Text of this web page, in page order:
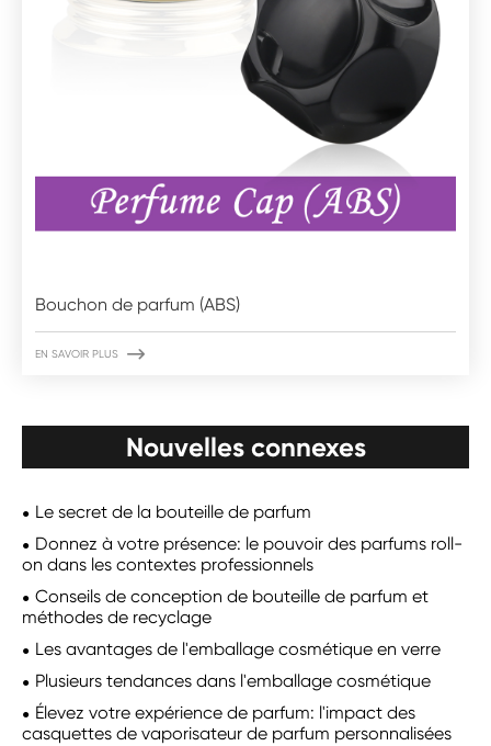
Bouchon de parfum (ABS)
EN SAVOIR PLUS 
Nouvelles connexes
Le secret de la bouteille de parfum
Donnez à votre présence: le pouvoir des parfums roll-
on dans les contextes professionnels
Conseils de conception de bouteille de parfum et
méthodes de recyclage
Les avantages de l'emballage cosmétique en verre
Plusieurs tendances dans l'emballage cosmétique
Élevez votre expérience de parfum: l'impact des
casquettes de vaporisateur de parfum personnalisées